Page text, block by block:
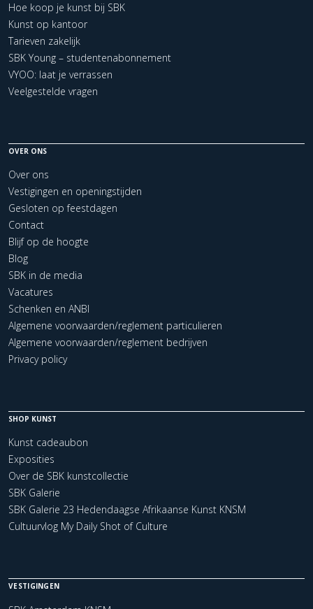
Hoe koop je kunst bij SBK
Kunst op kantoor
Tarieven zakelijk
SBK Young – studentenabonnement
VYOO: laat je verrassen
Veelgestelde vragen
OVER ONS
Over ons
Vestigingen en openingstijden
Gesloten op feestdagen
Contact
Blijf op de hoogte
Blog
SBK in de media
Vacatures
Schenken en ANBI
Algemene voorwaarden/reglement particulieren
Algemene voorwaarden/reglement bedrijven
Privacy policy
SHOP KUNST
Kunst cadeaubon
Exposities
Over de SBK kunstcollectie
SBK Galerie
SBK Galerie 23 Hedendaagse Afrikaanse Kunst KNSM
Cultuurvlog My Daily Shot of Culture
VESTIGINGEN